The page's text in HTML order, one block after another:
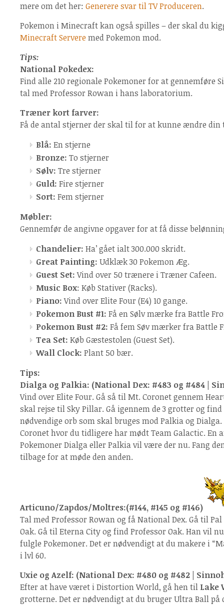
mere om det her: Generere svar til TV Produceren.
Pokemon i Minecraft kan også spilles – der skal du
Minecraft Serveremed Pokemon mod.
Tips:
National Pokedex:
Find alle 210 regionale Pokemoner for at gennemføre
tal med Professor Rowan i hans laboratorium.
Træner kort farver:
Få de antal stjerner der skal til for at kunne ændre
Blå: En stjerne
Bronze: To stjerner
Sølv: Tre stjerner
Guld: Fire stjerner
Sort: Fem stjerner
Møbler:
Gennemfør de angivne opgaver for at få disse
Chandelier: Ha’ gået ialt 300.000 skridt.
Great Painting: Udklæk 30 Pokemon Æg.
Guest Set:Vind over 50 trænere i Træner Cafeen.
Music Box: Køb Stativer (Racks).
Piano:Vind over Elite Four (E4) 10 gange.
Pokemon Bust #1: Få en Sølv mærke fra Battle
Pokemon Bust #2: Få fem Søv mærker fra Battle
Tea Set: Køb Gæstestolen (Guest Set).
Wall Clock: Plant 50 bær.
Tips:
Dialga og Palkia: (National Dex: #483 og #484 |
Vind over Elite Four. Gå så til Mt. Coronet gennem
skal rejse til Sky Pillar. Gå igennem de 3 grotter og
nødvendige orb som skal bruges mod Palkia og
Coronet hvor du tidligere har mødt Team Galactic. En
Pokemoner Dialga eller Palkia vil være der nu. Fang
tilbage for at møde den anden.
Articuno/Zapdos/Moltres:(#144, #145 og #146)
Tal med Professor Rowan og få National Dex. Gå til
Oak. Gå til Eterna City og find Professor Oak. Han vil
fulgle Pokemoner. Det er nødvendigt at du makere i
i lvl 60.
Uxie og Azelf: (National Dex: #480 og #482 |
Efter at have været i Distortion World, gå hen til Lake
grotterne. Det er nødvendigt at du bruger Ultra Ball på